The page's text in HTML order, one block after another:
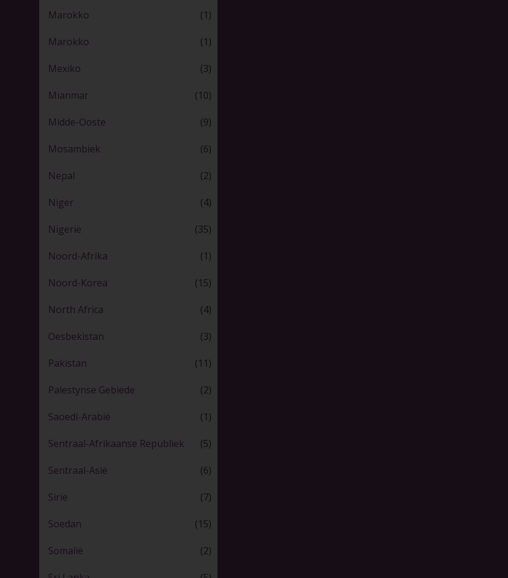
Marokko (1)
Marokko (1)
Mexiko (3)
Mianmar (10)
Midde-Ooste (9)
Mosambiek (6)
Nepal (2)
Niger (4)
Nigerië (35)
Noord-Afrika (1)
Noord-Korea (15)
North Africa (4)
Oesbekistan (3)
Pakistan (11)
Palestynse Gebiede (2)
Saoedi-Arabië (1)
Sentraal-Afrikaanse Republiek (5)
Sentraal-Asië (6)
Sirië (7)
Soedan (15)
Somalië (2)